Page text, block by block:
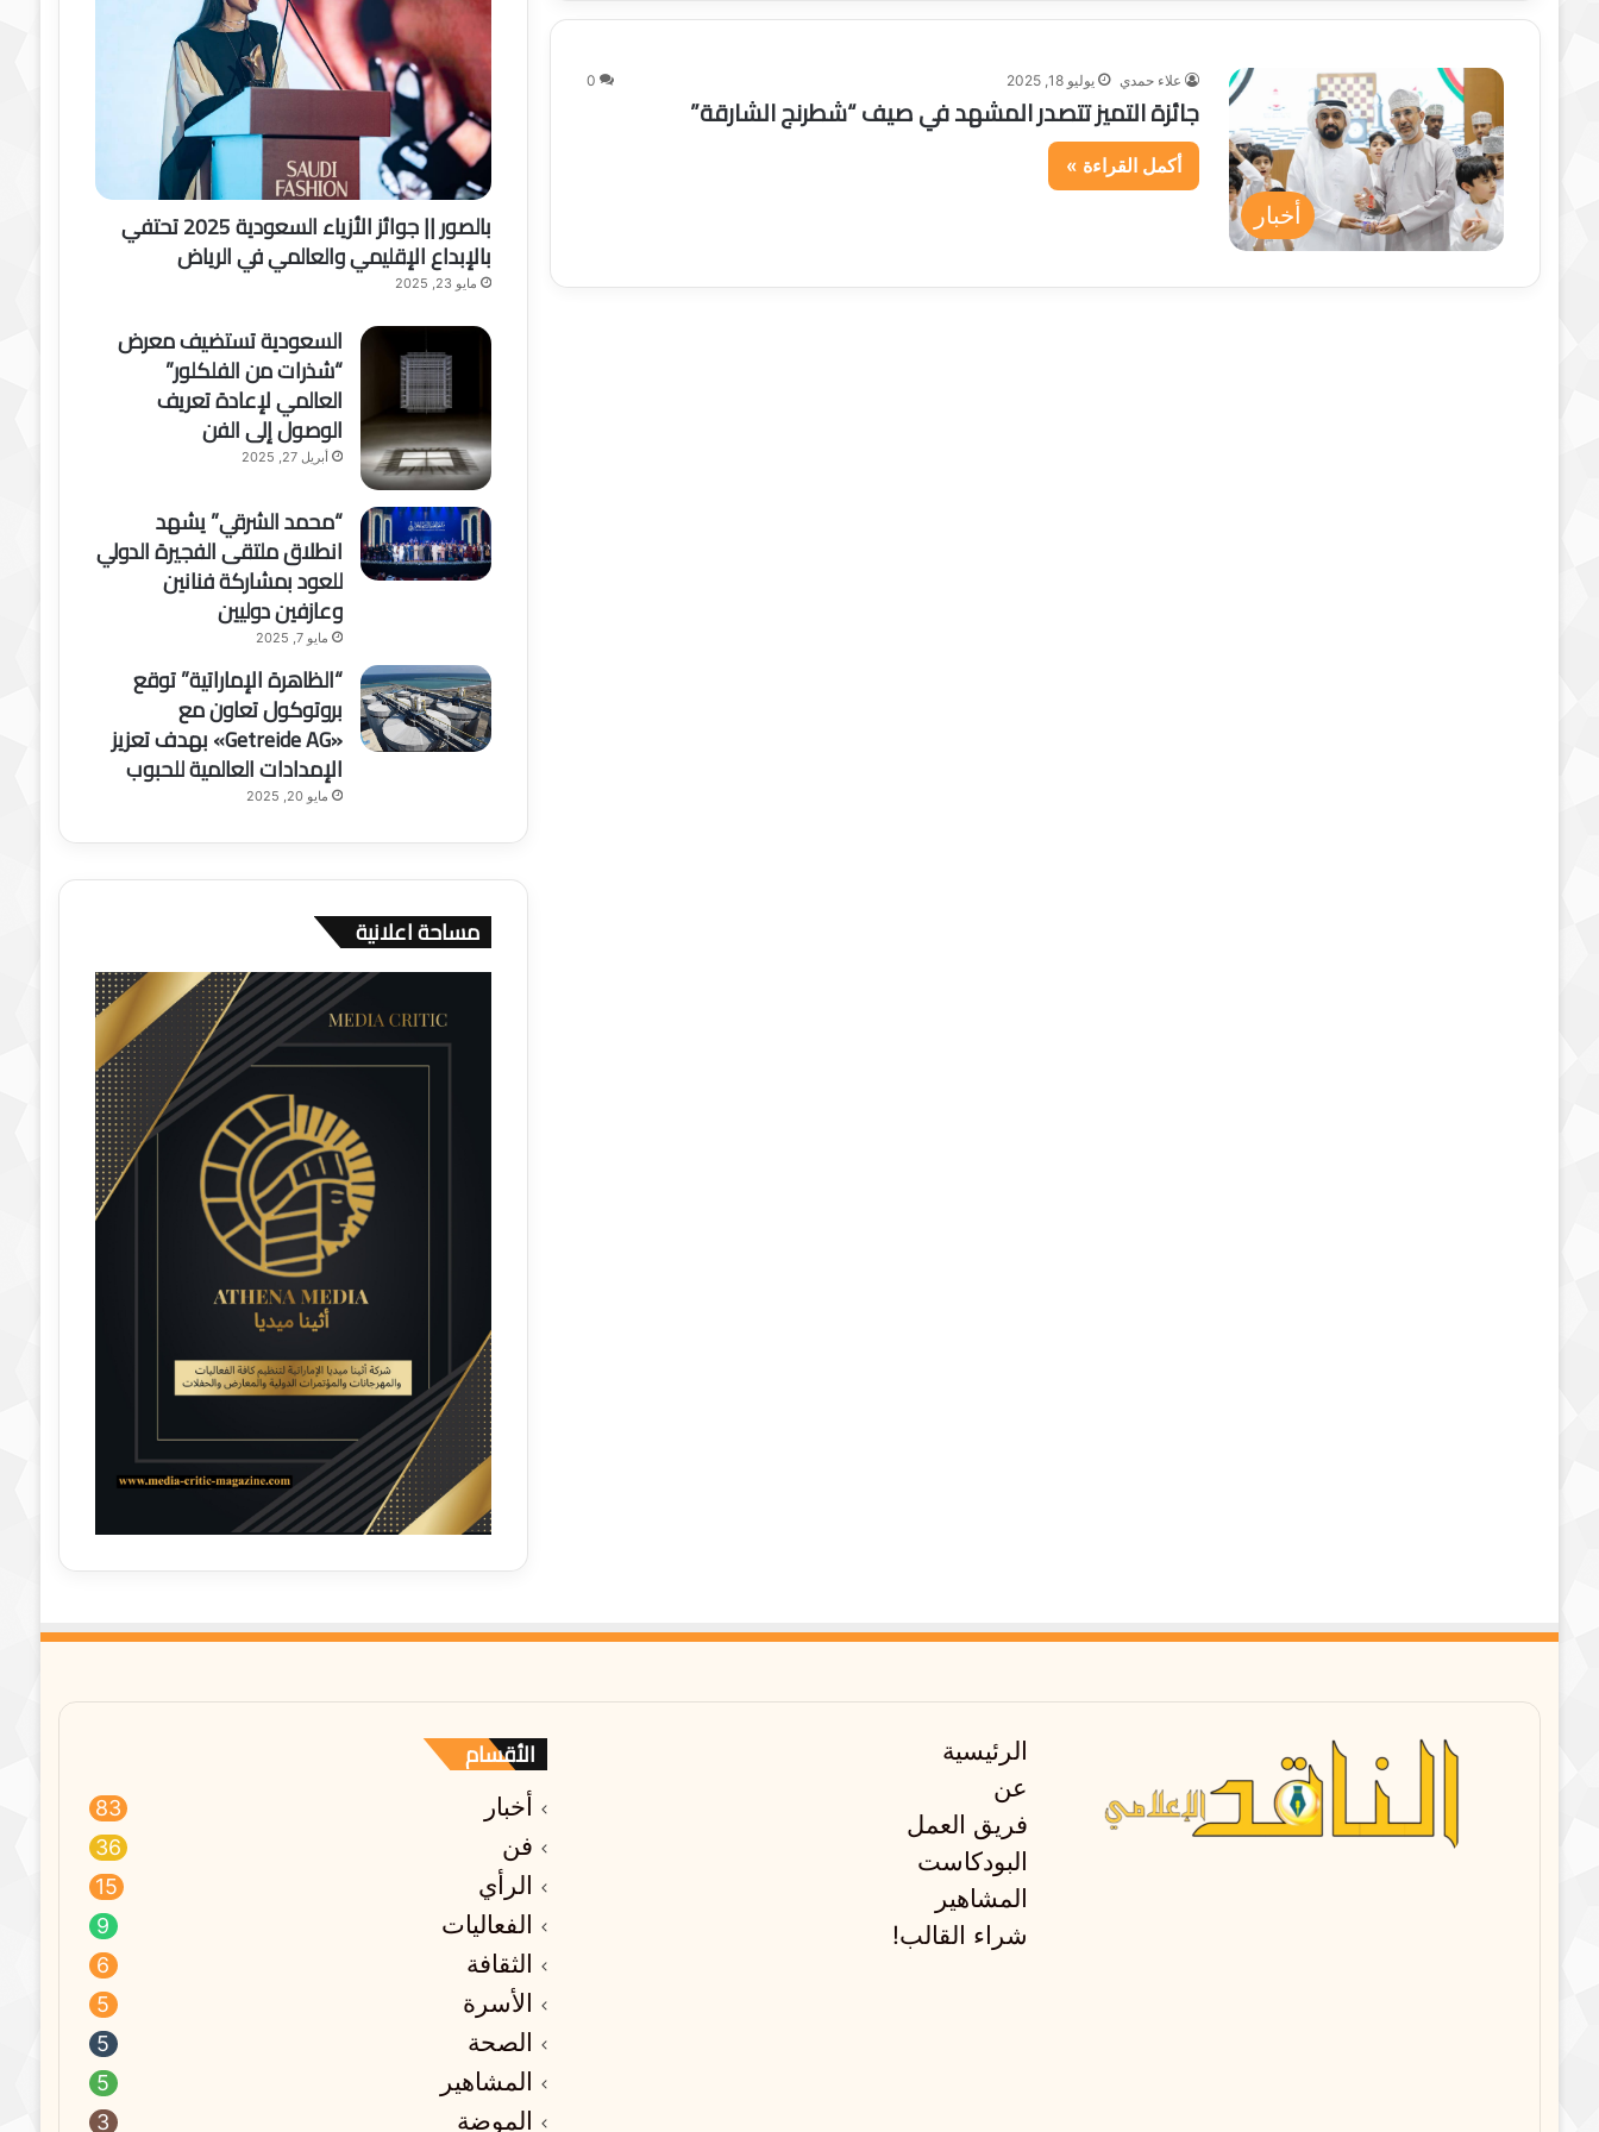
أخبار
علاء حمدي يوليو 18, 2025 0
جائزة التميز تتصدر المشهد في صيف “شطرنج الشارقة”
أكمل القراءة »
بالصور || جوائز الأزياء السعودية 2025 تحتفي
بالإبداع الإقليمي والعالمي في الرياض
مايو 23, 2025
السعودية تستضيف معرض
“شذرات من الفلكلور”
العالمي لإعادة تعريف
الوصول إلى الفن
أبريل 27, 2025
“محمد الشرقي” يشهد
انطلاق ملتقى الفجيرة الدولي
للعود بمشاركة فنانين
وعازفين دوليين
مايو 7, 2025
“الظاهرة الإماراتية” توقع
بروتوكول تعاون مع
«Getreide AG» بهدف تعزيز
الإمدادات العالمية للحبوب
مايو 20, 2025
مساحة اعلانية
الرئيسية
عن
فريق العمل
البودكاست
المشاهير
شراء القالب!
الأقسام
أخبار 83
فن 36
الرأي 15
الفعاليات 9
الثقافة 6
الأسرة 5
الصحة 5
المشاهير 5
الموضة 3